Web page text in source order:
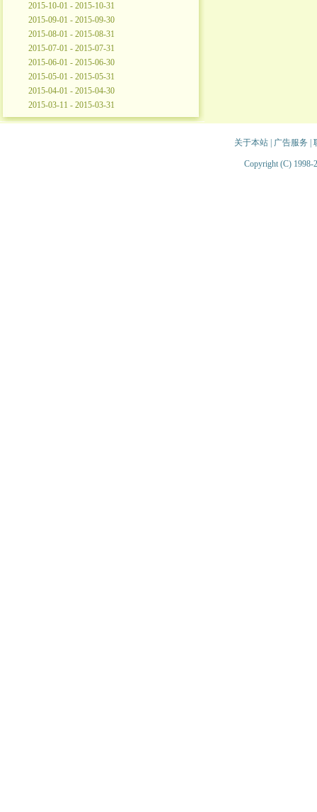
2015-10-01 - 2015-10-31
2015-09-01 - 2015-09-30
2015-08-01 - 2015-08-31
2015-07-01 - 2015-07-31
2015-06-01 - 2015-06-30
2015-05-01 - 2015-05-31
2015-04-01 - 2015-04-30
2015-03-11 - 2015-03-31
关于本站| 广告服务
Copyright (C) 1998-